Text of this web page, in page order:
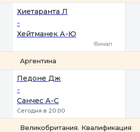
Хиетаранта Л
-
Хейтманек А-Ю
Финал
Аргентина
Педоне Дж
-
Санчес А-С
Сегодня в 20:00
Великобритания. Квалификация